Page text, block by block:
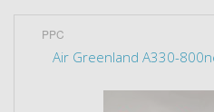
PPC
Air Greenland A330-